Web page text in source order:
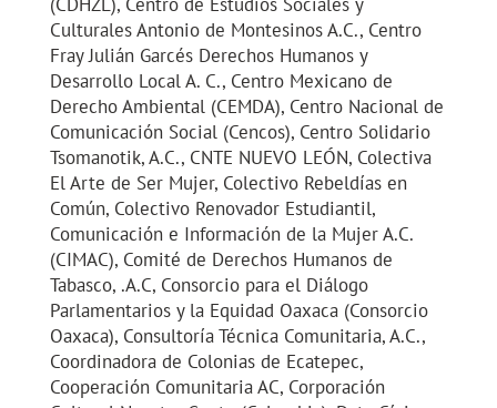
Culturales Antonio de Montesinos A.C., Centro
Fray Julián Garcés Derechos Humanos y
Desarrollo Local A. C., Centro Mexicano de
Derecho Ambiental (CEMDA), Centro Nacional de
Comunicación Social (Cencos), Centro Solidario
Tsomanotik, A.C., CNTE NUEVO LEÓN, Colectiva
El Arte de Ser Mujer, Colectivo Rebeldías en
Común, Colectivo Renovador Estudiantil,
Comunicación e Información de la Mujer A.C.
(CIMAC), Comité de Derechos Humanos de
Tabasco, .A.C, Consorcio para el Diálogo
Parlamentarios y la Equidad Oaxaca (Consorcio
Oaxaca), Consultoría Técnica Comunitaria, A.C.,
Coordinadora de Colonias de Ecatepec,
Cooperación Comunitaria AC, Corporación